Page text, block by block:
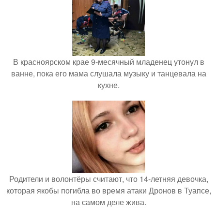
В красноярском крае 9-месячный младенец утонул в
ванне, пока его мама слушала музыку и танцевала на
кухне.
Родители и волонтёры считают, что 14-летняя девочка,
которая якобы погибла во время атаки Дронов в Туапсе,
на самом деле жива.